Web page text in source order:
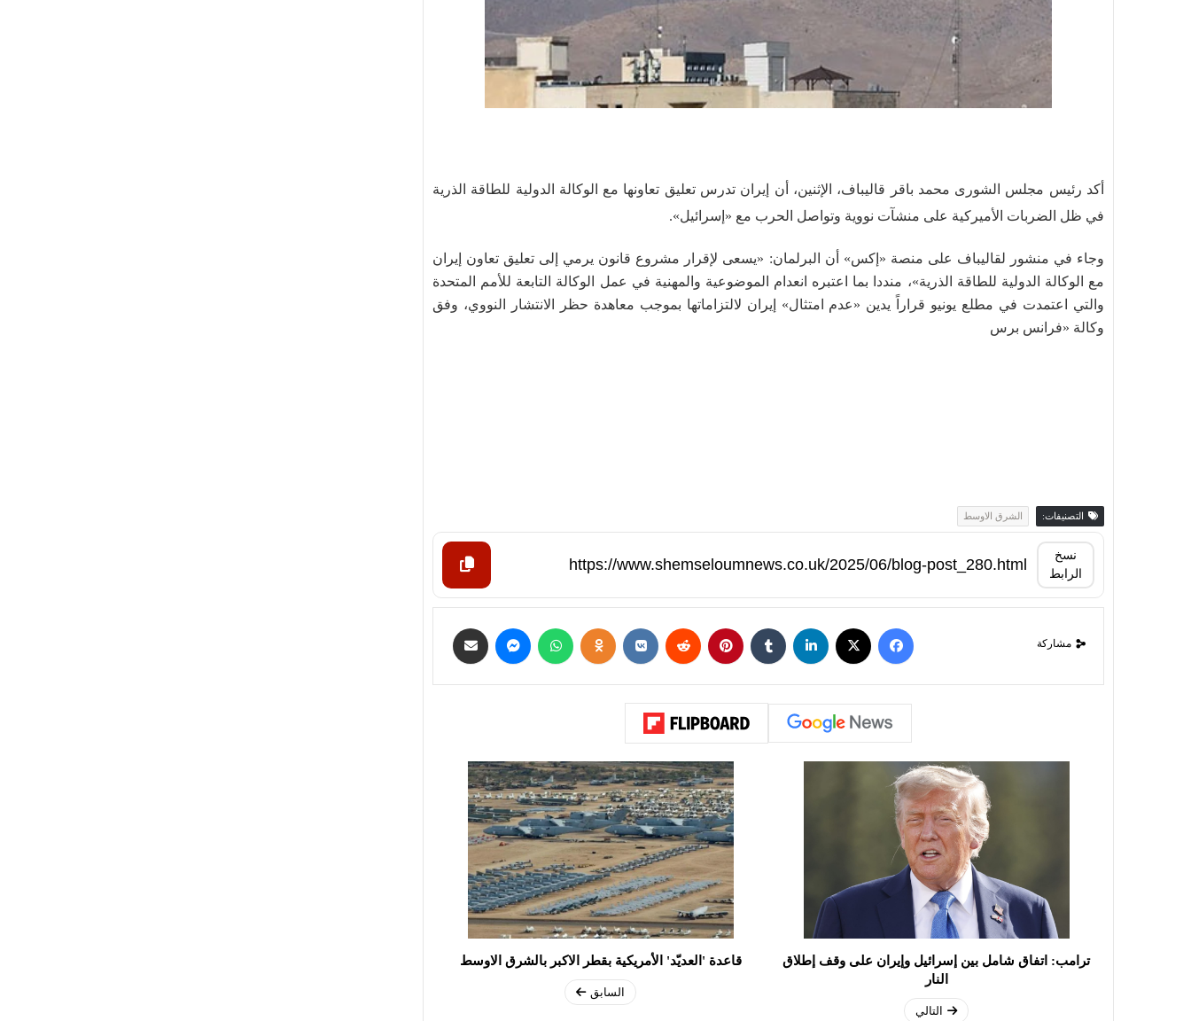
أكد رئيس مجلس الشورى محمد باقر قاليباف، الإثنين، أن إيران تدرس تعليق تعاونها مع الوكالة الدولية للطاقة الذرية
في ظل الضربات الأميركية على منشآت نووية وتواصل الحرب مع «إسرائيل».
وجاء في منشور لقاليباف على منصة «إكس» أن البرلمان: «يسعى لإقرار مشروع قانون يرمي إلى تعليق تعاون إيران
مع الوكالة الدولية للطاقة الذرية»، منددا بما اعتبره انعدام الموضوعية والمهنية في عمل الوكالة التابعة للأمم المتحدة
والتي اعتمدت في مطلع يونيو قراراً يدين «عدم امتثال» إيران لالتزاماتها بموجب معاهدة حظر الانتشار النووي، وفق
وكالة «فرانس برس
التصنيفات: الشرق الاوسط
نسخ
الرابط
مشاركة
ترامب: اتفاق شامل بين إسرائيل وإيران على وقف إطلاق
النار
التالي
قاعدة 'العديّد' الأمريكية بقطر الاكبر بالشرق الاوسط
السابق